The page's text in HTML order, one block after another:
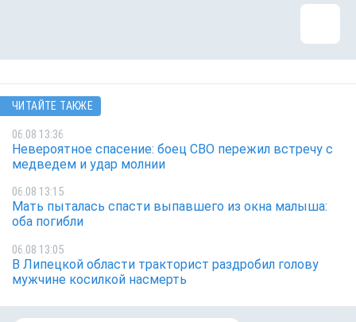
ЧИТАЙТЕ ТАКЖЕ
06.08 13:36
Невероятное спасение: боец СВО пережил встречу с
медведем и удар молнии
06.08 13:15
Мать пыталась спасти выпавшего из окна малыша:
оба погибли
06.08 13:05
В Липецкой области тракторист раздробил голову
мужчине косилкой насмерть